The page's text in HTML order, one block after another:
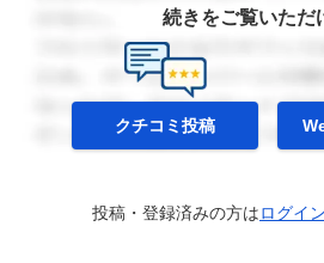
続きをご覧いただ
クチコミ投稿
投稿・登録済みの方はログイン